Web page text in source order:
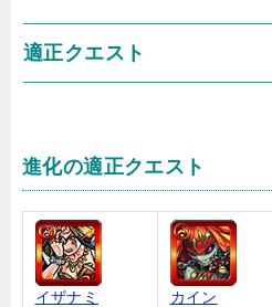
適正クエスト
進化の適正クエスト
イザナミ カイン